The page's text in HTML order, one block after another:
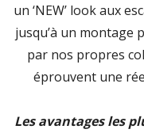
un ‘NEW’ look aux
jusqu’à un montage
par nos propres
éprouvent une
Les avantages les